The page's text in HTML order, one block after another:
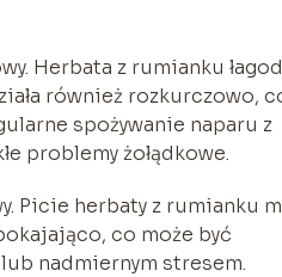
Herbata z rumianku
również rozkurczowo,
spożywanie naparu z
problemy żołądkowe.
Picie herbaty z rumianku
co może być
nadmiernym stresem.